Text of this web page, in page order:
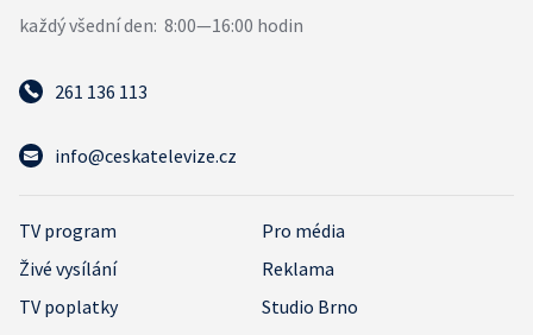
261 136 113
info@ceskatelevize.cz
TV program
Pro média
Živé vysílání
Reklama
TV poplatky
Studio Brno